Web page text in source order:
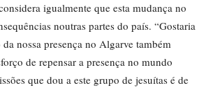
igualmente que esta mudança no
noutras partes do país. “Gostaria
nossa presença no Algarve também
de repensar a presença no mundo
que dou a este grupo de jesuítas é de